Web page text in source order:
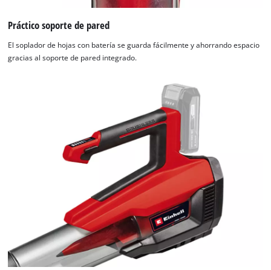
Práctico soporte de pared
El soplador de hojas con batería se guarda fácilmente y ahorrando espacio
gracias al soporte de pared integrado.